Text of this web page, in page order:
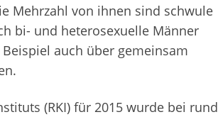
Mehrzahl von ihnen sind schwule
bi- und heterosexuelle Männer
auch über gemeinsam
(RKI) für 2015 wurde bei rund